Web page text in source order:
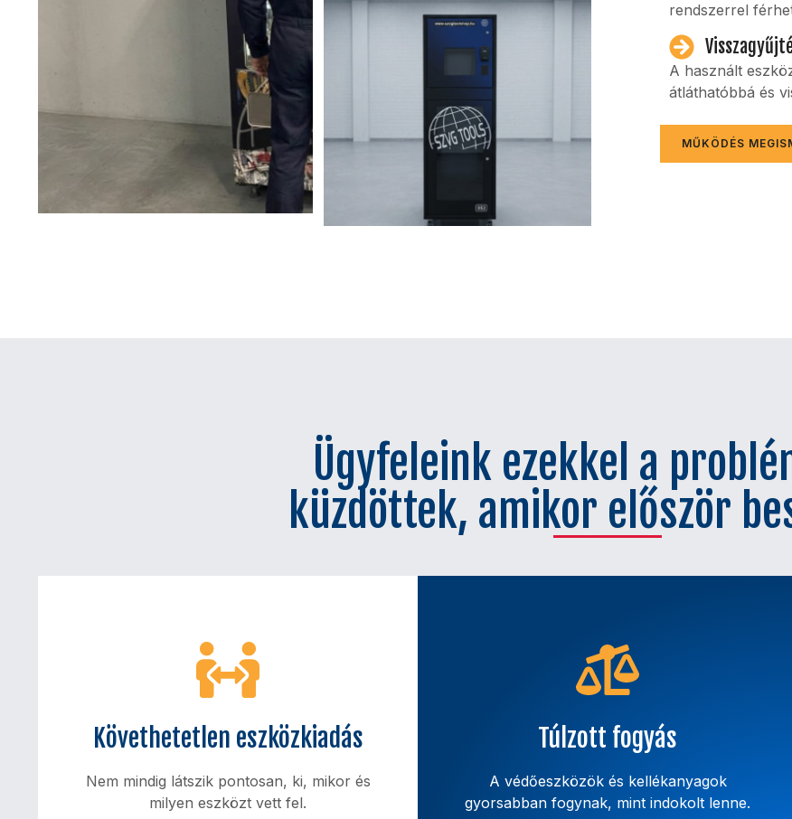
rendszerrel
A használt
átláthatóbbá és
MŰKÖDÉS
Ügyfeleink ezekkel a
küzdöttek, amikor először
Követhetetlen eszközkiadás
Nem mindig látszik pontosan, ki, mikor és
milyen eszközt vett fel.
Túlzott fogyás
A védőeszközök és kellékanyagok
gyorsabban fogynak, mint indokolt lenne.